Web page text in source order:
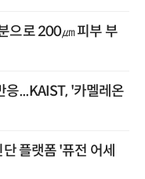
으로 200㎛ 피부 부
응...KAIST, '카멜레온
플랫폼 '퓨전 어세